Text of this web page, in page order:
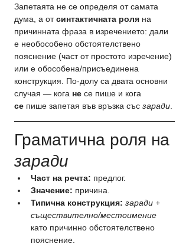
Запетаята не се определя от самата
дума, а от синтактичната роля на
причинната фраза в изречението: дали
е необособено обстоятелствено
пояснение (част от простото изречение)
или е обособена/присъединена
конструкция. По-долу са двата основни
случая — кога не се пише и кога
се пише запетая във връзка със заради.
Граматична роля на
заради
Част на речта: предлог.
Значение: причина.
Типична конструкция: заради +
съществително/местоимение
като причинно обстоятелствено
пояснение.